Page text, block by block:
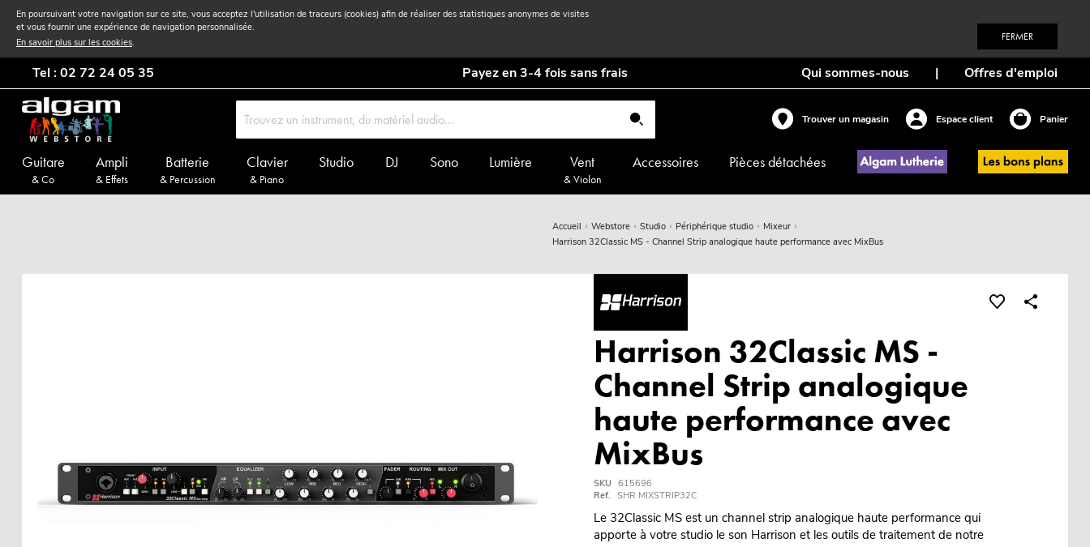
En poursuivant votre navigation sur ce site, vous acceptez l'utilisation de traceurs (cookies) afin de réaliser des statistiques anonymes de visites
et vous fournir une expérience de navigation personnalisée.
En savoir plus sur les cookies. FERMER
Tel : 02 72 24 05 35 Payez en 3-4 fois sans frais Qui sommes-nous | Offres d'emploi
Trouver un magasin Espace client Panier
Guitare
& Co
Ampli
& Effets
Batterie
& Percussion
Clavier
& Piano
Studio DJ Sono Lumière Vent
& Violon
Accessoires Pièces détachées
Accueil Webstore Studio Périphérique studio
Mixeur
Harrison 32Classic MS - Channel Strip analogique haute performance avec MixBus
Harrison 32Classic MS -
Channel Strip analogique
haute performance avec
MixBus
SKU 615696
Ref. SHR MIXSTRIP32C
Le 32Classic MS est un channel strip analogique haute performance qui
apporte à votre studio le son Harrison et les outils de traitement de notre